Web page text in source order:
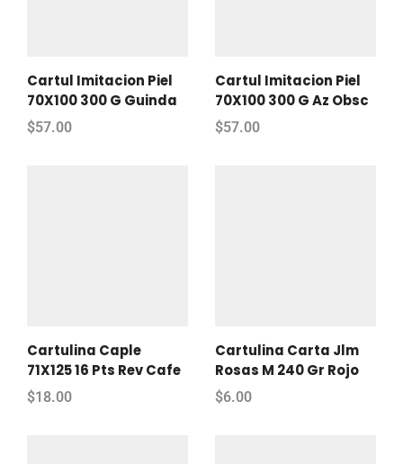
Cartul Imitacion Piel
70X100 300 G Guinda
$57.00
Cartul Imitacion Piel
70X100 300 G Az Obsc
$57.00
Cartulina Caple
71X125 16 Pts Rev Cafe
$18.00
Cartulina Carta Jlm
Rosas M 240 Gr Rojo
$6.00